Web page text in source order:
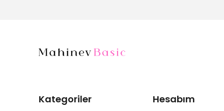
Kategoriler Hesabım